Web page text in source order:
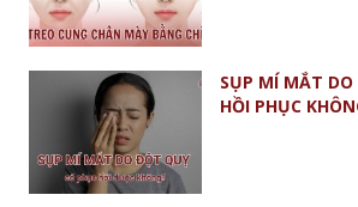
SỤP MÍ MẮT
HỒI PHỤC